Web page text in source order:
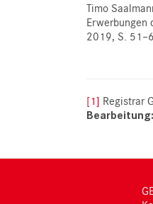
Timo
Erwerbungen
2019, S.
[1] Registrar
Bearbeitung